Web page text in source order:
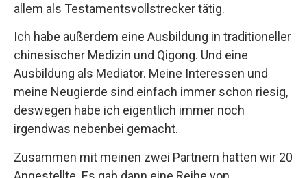
allem als Testamentsvollstrecker tätig.
Ich habe außerdem eine Ausbildung in traditioneller
chinesischer Medizin und Qigong. Und eine
Ausbildung als Mediator. Meine Interessen und
meine Neugierde sind einfach immer schon riesig,
deswegen habe ich eigentlich immer noch
irgendwas nebenbei gemacht.
Zusammen mit meinen zwei Partnern hatten wir 20